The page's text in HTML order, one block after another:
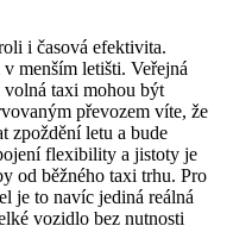
i časová efektivita.
menším letišti. Veřejná
volná taxi mohou být
převozem víte, že
zpoždění letu a bude
flexibility a jistoty je
od běžného taxi trhu. Pro
je to navíc jediná reálná
vozidlo bez nutnosti